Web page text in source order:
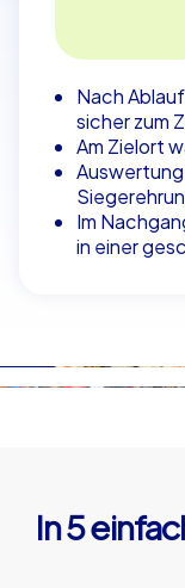
Nach
sicher zum
Am Zielort
Im
in einer
In 5